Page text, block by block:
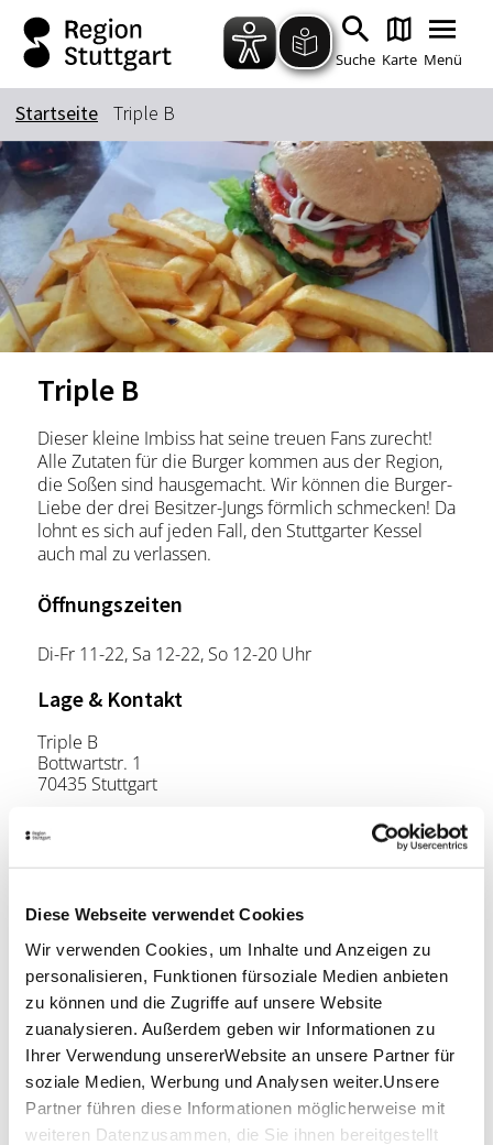
Diese Webseite verwendet Cookies
Wir verwenden Cookies, um Inhalte und Anzeigen zu
personalisieren, Funktionen fürsoziale Medien anbieten
zu können und die Zugriffe auf unsere Website
zuanalysieren. Außerdem geben wir Informationen zu
Ihrer Verwendung unsererWebsite an unsere Partner für
soziale Medien, Werbung und Analysen weiter.Unsere
Partner führen diese Informationen möglicherweise mit
weiteren Datenzusammen, die Sie ihnen bereitgestellt
Zum Hauptinhalt springen
Zur Suche springen
Zur Hauptnavigation
Zum Footer springen
Suche Karte Menü
Suchbegriff
Das könnte Sie interessieren
Stadtführungen
Tickets
Citytour
Übernachtung
Erlebnisse
Essen & Trinken
Wein
Kultur
Feste & Highlights
Startseite Triple B
Triple B
Dieser kleine Imbiss hat seine treuen Fans zurecht!
Alle Zutaten für die Burger kommen aus der Region,
die Soßen sind hausgemacht. Wir können die Burger-
Liebe der drei Besitzer-Jungs förmlich schmecken! Da
lohnt es sich auf jeden Fall, den Stuttgarter Kessel
auch mal zu verlassen.
Öffnungszeiten
Di-Fr 11-22, Sa 12-22, So 12-20 Uhr
Lage & Kontakt
Triple B
Bottwartstr. 1
70435 Stuttgart
Telefon:
Planen Sie Ihre Anreise
Verkehrs- und Tarifverbund Stuttgart GmbH
Fahrplanauskunft des VVS
Deutsche Bahn AG
Fahrplanauskunft der DB
Google Maps
Google Maps Route